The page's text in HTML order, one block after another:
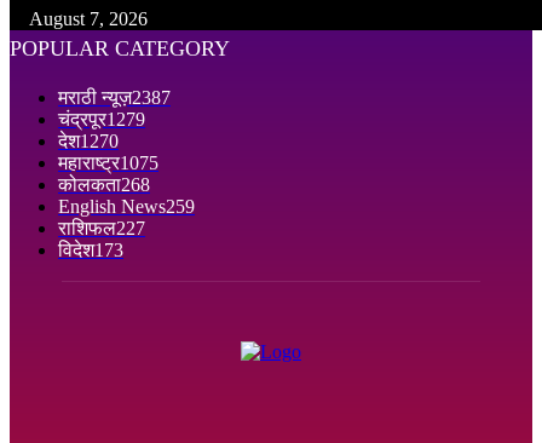
August 7, 2026
POPULAR CATEGORY
मराठी न्यूज़2387
चंद्रपूर1279
देश1270
महाराष्ट्र1075
कोलकता268
English News259
राशिफल227
विदेश173